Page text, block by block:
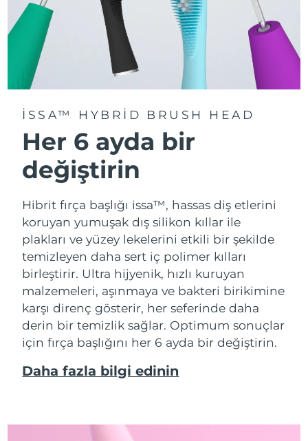
ISSA™ HYBRID BRUSH HEAD
Her 6 ayda bir
değiştirin
Hibrit fırça başlığı issa™, hassas diş etlerini
koruyan yumuşak dış silikon kıllar ile
plakları ve yüzey lekelerini etkili bir şekilde
temizleyen daha sert iç polimer kılları
birleştirir. Ultra hijyenik, hızlı kuruyan
malzemeleri, aşınmaya ve bakteri birikimine
karşı direnç gösterir, her seferinde daha
derin bir temizlik sağlar. Optimum sonuçlar
için fırça başlığını her 6 ayda bir değiştirin.
Daha fazla bilgi edinin